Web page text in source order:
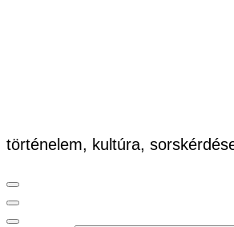
történelem, kultúra,